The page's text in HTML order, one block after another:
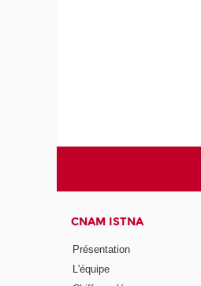
CNAM ISTNA
Présentation
L'équipe